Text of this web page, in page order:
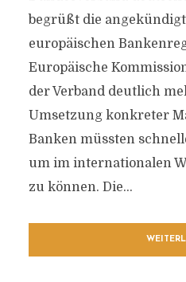
begrüßt die
europäischen
Europäische
der Verband deutlich
Umsetzung konkreter
Banken müssten
um im internationalen
zu können. Die...